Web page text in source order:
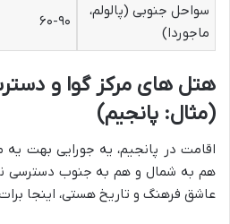
سواحل جنوبی (پالولم،
ماجوردا)
۶۰-۹۰
هتل های مرکز گوا و
(مثال: پانجیم)
اقامت در پانجیم، یه جورایی بهت
هم به شمال و هم به جنوب دسترسی
عاشق فرهنگ و تاریخ هستی، اینجا